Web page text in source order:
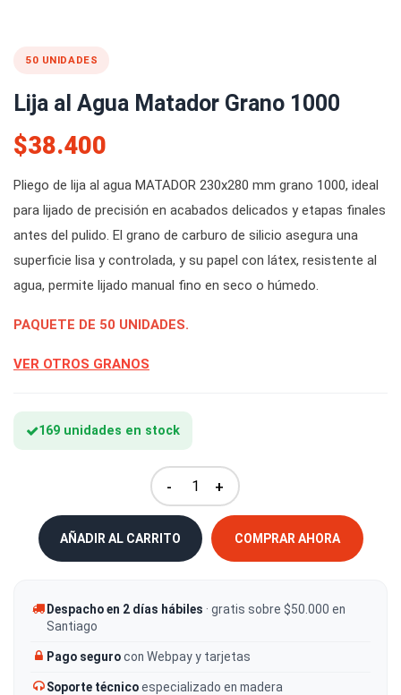
50 UNIDADES
Lija al Agua Matador Grano 1000
$38.400
Pliego de lija al agua MATADOR 230x280 mm grano 1000, ideal
para lijado de precisión en acabados delicados y etapas finales
antes del pulido. El grano de carburo de silicio asegura una
superficie lisa y controlada, y su papel con látex, resistente al
agua, permite lijado manual fino en seco o húmedo.
PAQUETE DE 50 UNIDADES.
VER OTROS GRANOS
169 unidades en stock
- +
AÑADIR AL CARRITO COMPRAR AHORA
Despacho en 2 días hábiles · gratis sobre $50.000 en
Santiago
Pago segurocon Webpay y tarjetas
Soporte técnicoespecializado en madera